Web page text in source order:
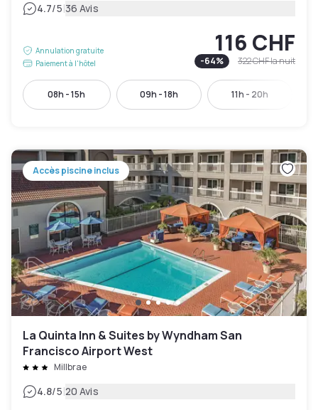
4.7/5|36 Avis
Annulation gratuite
Paiement à l'hôtel
116 CHF
-64% 322 CHFla nuit
08h - 15h 09h - 18h 11h - 20h
Accès piscine inclus
La Quinta Inn & Suites by Wyndham San
Francisco Airport West
Millbrae
4.8/5|20 Avis